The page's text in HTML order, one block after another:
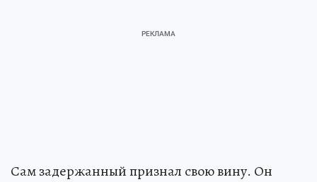
Сам задержанный признал свою вину. Он